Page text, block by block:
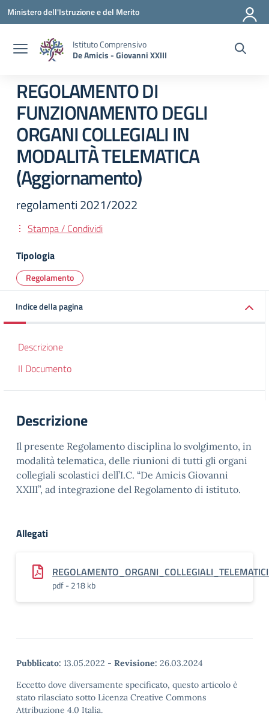
Vai ai contenuti
Vai al menu di navigazione
Vai al footer
Ministero dell'Istruzione e del Merito
Istituto Comprensivo
De Amicis - Giovanni XXIII
REGOLAMENTO DI
FUNZIONAMENTO DEGLI
ORGANI COLLEGIALI IN
MODALITÀ TELEMATICA
(Aggiornamento)
regolamenti 2021/2022
Stampa / Condividi
Tipologia
Regolamento
Indice della pagina
Descrizione
Il Documento
Descrizione
Il presente Regolamento disciplina lo svolgimento, in
modalità telematica, delle riunioni di tutti gli organi
collegiali scolastici dell’I.C. “De Amicis Giovanni
XXIII”, ad integrazione del Regolamento di istituto.
Allegati
pdf - 218 kb
Pubblicato: 13.05.2022 - Revisione: 26.03.2024
Eccetto dove diversamente specificato, questo articolo è
stato rilasciato sotto Licenza Creative Commons
Attribuzione 4.0 Italia.